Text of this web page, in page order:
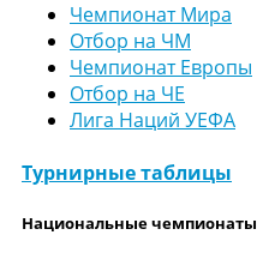
Чемпионат Мира
Отбор на ЧМ
Чемпионат Европы
Отбор на ЧЕ
Лига Наций УЕФА
Турнирные таблицы
Национальные чемпионаты